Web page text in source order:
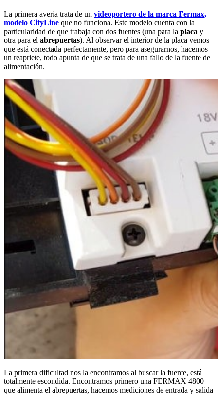
La primera avería trata de un videoportero de la marca Fermax,
modelo CityLine que no funciona. Este modelo cuenta con la
particularidad de que trabaja con dos fuentes (una para la placa y
otra para el abrepuertas). Al observar el interior de la placa vemos
que está conectada perfectamente, pero para asegurarnos, hacemos
un reapriete, todo apunta de que se trata de una fallo de la fuente de
alimentación.
La primera dificultad nos la encontramos al buscar la fuente, está
totalmente escondida. Encontramos primero una FERMAX 4800
que alimenta el abrepuertas, hacemos mediciones de entrada y salida